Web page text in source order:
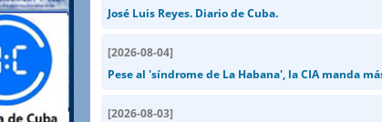
José Luis Reyes. Diario de Cuba.
[2026-08-04]
Pese al 'síndrome de La Habana', la CIA manda
[2026-08-03]